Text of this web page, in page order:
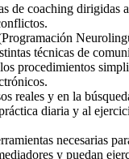
de coaching dirigidas
técnicas de
procedimientos
reales y en la
diaria y al
necesarias
y puedan